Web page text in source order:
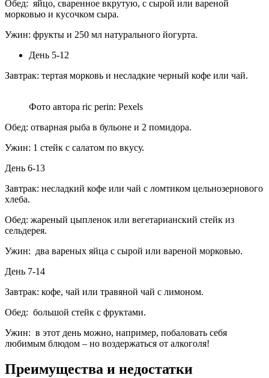
Обед: яйцо, сваренное вкрутую, с сырой или вареной
морковью и кусочком сыра.
Ужин: фрукты и 250 мл натурального йогурта.
День 5-12
Завтрак: тертая морковь и несладкие черный кофе или чай.
Фото автора ric perin: Pexels
Обед: отварная рыба в бульоне и 2 помидора.
Ужин: 1 стейк с салатом по вкусу.
День 6-13
Завтрак: несладкий кофе или чай с ломтиком цельнозернового
хлеба.
Обед: жареный цыпленок или вегетарианский стейк из
сельдерея.
Ужин: два вареных яйца с сырой или вареной морковью.
День 7-14
Завтрак: кофе, чай или травяной чай с лимоном.
Обед: большой стейк с фруктами.
Ужин: в этот день можно, например, побаловать себя
любимым блюдом – но воздержаться от алкоголя!
Преимущества и недостатки